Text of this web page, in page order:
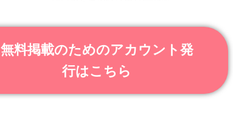
無料掲載のためのアカウント発
行はこちら